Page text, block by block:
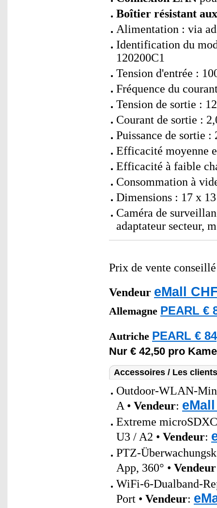
Boîtier résistant
Alimentation : via
Identification du
120200C1
Tension d'entrée :
Fréquence du
Tension de sortie :
Courant de sortie :
Puissance de sortie :
Efficacité moyenne
Efficacité à faible
Consommation à
Dimensions : 17 x
Caméra de
adaptateur secteur,
Prix de vente
Vendeur eMall
Allemagne PEARL €
Autriche PEARL €
Nur € 42,50 pro
Accessoires / Les
Outdoor-WLAN-
A • Vendeur:
Extreme
U3 / A2 • Vendeur:
PTZ-
App, 360° • Vendeur
WiFi-6-Dualband-
Port • Vendeur: